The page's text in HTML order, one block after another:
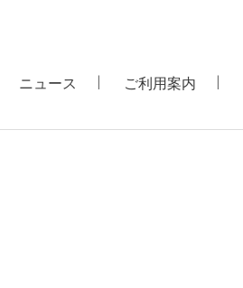
ニュース ご利用案内